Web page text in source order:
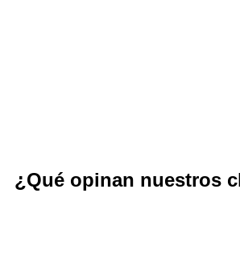
¿Qué opinan nuestros